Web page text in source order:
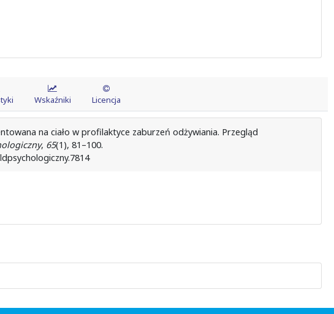
Wskaźniki Licencja
na ciało w profilaktyce zaburzeń odżywiania. Przegląd
, 65(1), 81–100.